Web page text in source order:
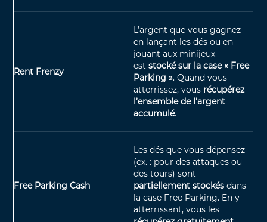
Rent Frenzy
L’argent que vous gagnez
en lançant les dés ou en
jouant aux minijeux
eststocké sur la case « Free
Parking ». Quand vous
atterrissez, vous récupérez
l’ensemble de l’argent
accumulé.
Free Parking Cash
Les dés que vous dépensez
(ex. : pour des attaques ou
des tours) sont
partiellement stockés dans
la case Free Parking. En y
atterrissant, vous les